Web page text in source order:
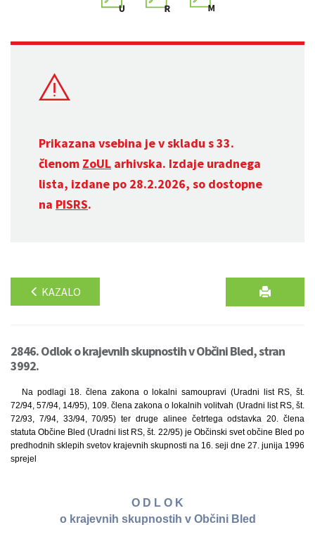
Prikazana vsebina je v skladu s 33.
členom ZoUL arhivska. Izdaje uradnega
lista, izdane po 28.2.2026, so dostopne
na PISRS.
KAZALO
2846. Odlok o krajevnih skupnostih v Občini Bled, stran
3992.
Na podlagi 18. člena zakona o lokalni samoupravi (Uradni list RS, št.
72/94, 57/94, 14/95), 109. člena zakona o lokalnih volitvah (Uradni list RS, št.
72/93, 7/94, 33/94, 70/95) ter druge alinee četrtega odstavka 20. člena
statuta Občine Bled (Uradni list RS, št. 22/95) je Občinski svet občine Bled po
predhodnih sklepih svetov krajevnih skupnosti na 16. seji dne 27. junija 1996
sprejel
O D L O K
o krajevnih skupnostih v Občini Bled